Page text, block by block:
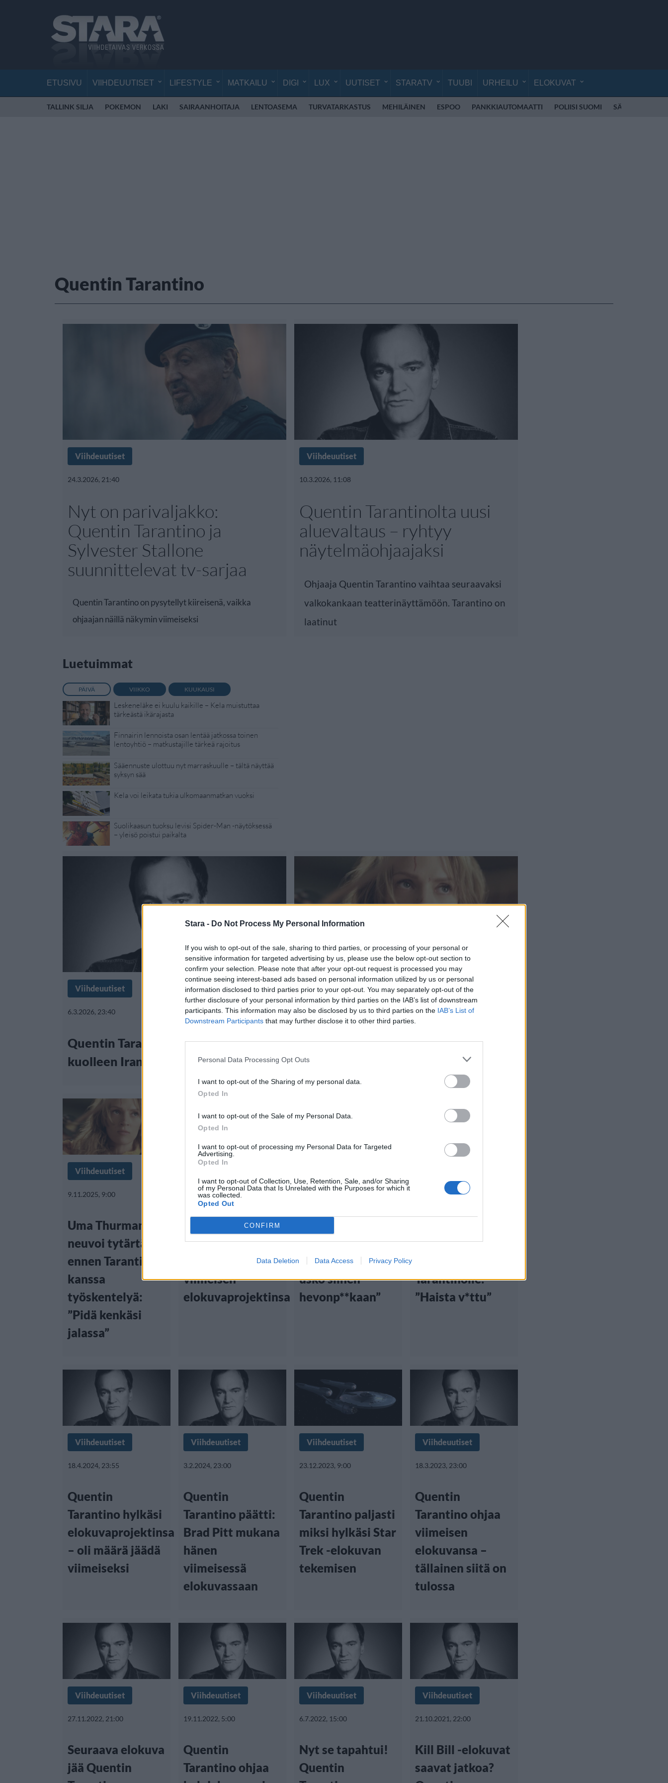
Stara - Do Not Process My Personal Information
If you wish to opt-out of the sale, sharing to third parties, or processing of your personal or
sensitive information for targeted advertising by us, please use the below opt-out section to
confirm your selection. Please note that after your opt-out request is processed you may
continue seeing interest-based ads based on personal information utilized by us or personal
information disclosed to third parties prior to your opt-out. You may separately opt-out of the
further disclosure of your personal information by third parties on the IAB’s list of downstream
participants. This information may also be disclosed by us to third parties on the IAB’s List of
Downstream Participants that may further disclose it to other third parties.
Personal Data Processing Opt Outs
I want to opt-out of the Sharing of my personal data.
Opted In
I want to opt-out of the Sale of my Personal Data.
Opted In
I want to opt-out of processing my Personal Data for Targeted
Advertising.
Opted In
I want to opt-out of Collection, Use, Retention, Sale, and/or Sharing
of my Personal Data that Is Unrelated with the Purposes for which it
was collected.
Opted Out
CONFIRM
Data Deletion Data Access Privacy Policy
ETUSIVU VIIHDEUUTISET LIFESTYLE MATKAILU DIGI LUX UUTISET STARATV TUUBI URHEILU ELOKUVAT
TALLINK SILJA POKEMON LAKI SAIRAANHOITAJA LENTOASEMA TURVATARKASTUS MEHILÄINEN ESPOO PANKKIAUTOMAATTI POLIISI SUOMI
Quentin Tarantino
Viihdeuutiset
24.3.2026, 21:40
Nyt on parivaljakko:
Quentin Tarantino ja
Sylvester Stallone
suunnittelevat tv-sarjaa
Quentin Tarantino on pysytellyt kiireisenä, vaikka
ohjaajan näillä näkymin viimeiseksi
Viihdeuutiset
10.3.2026, 11:08
Quentin Tarantinolta uusi
aluevaltaus – ryhtyy
näytelmäohjaajaksi
Ohjaaja Quentin Tarantino vaihtaa seuraavaksi
valkokankaan teatterinäyttämöön. Tarantino on
laatinut
Luetuimmat
PÄIVÄ VIIKKO KUUKAUSI
Leskeneläke ei kuulu kaikille – Kela muistuttaa
tärkeästä ikärajasta
Finnairin lennoista osan lentää jatkossa toinen
lentoyhtiö – matkustajille tärkeä rajoitus
Sääennuste ulottuu nyt marraskuulle – tältä näyttää
syksyn sää
Kela voi leikata tukia ulkomaanmatkan vuoksi
Suolikaasun tuoksu levisi Spider-Man -näytöksessä
– yleisö poistui paikalta
Viihdeuutiset
6.3.2026, 23:40
Quentin Tarantinon väitettiin
kuolleen Iranin ohjusiskussa
Pelit
29.11.2025, 14:00
Kill Bill -elokuvasta poistettu kohtaus
julkaistaan yllättävässä paikassa
Viihdeuutiset
9.11.2025, 9:00
Uma Thurmanin
neuvoi tytärtään
ennen Tarantinon
kanssa
työskentelyä:
”Pidä kenkäsi
jalassa”
20.8.2025, 23:00
Tarantino paljasti
viimeisen
elokuvaprojektinsa
tylytti Quentin
Tarantinoa: ”En
usko siihen
hevonp**kaan”
18.8.2024, 10:00
suivaantui
Tarantinolle:
”Haista v*ttu”
Viihdeuutiset
18.4.2024, 23:55
Quentin
Tarantino hylkäsi
elokuvaprojektinsa
– oli määrä jäädä
viimeiseksi
Viihdeuutiset
3.2.2024, 23:00
Quentin
Tarantino päätti:
Brad Pitt mukana
hänen
viimeisessä
elokuvassaan
Viihdeuutiset
23.12.2023, 9:00
Quentin
Tarantino paljasti
miksi hylkäsi Star
Trek -elokuvan
tekemisen
Viihdeuutiset
18.3.2023, 23:00
Quentin
Tarantino ohjaa
viimeisen
elokuvansa –
tällainen siitä on
tulossa
Viihdeuutiset
27.11.2022, 21:00
Seuraava elokuva
jää Quentin
Viihdeuutiset
19.11.2022, 5:00
Quentin
Tarantino ohjaa
Viihdeuutiset
6.7.2022, 15:00
Nyt se tapahtui!
Quentin
Viihdeuutiset
21.10.2021, 22:00
Kill Bill -elokuvat
saavat jatkoa?